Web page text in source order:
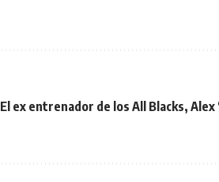
El ex entrenador de los All Blacks,